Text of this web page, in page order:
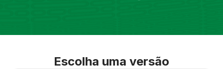
Escolha uma versão